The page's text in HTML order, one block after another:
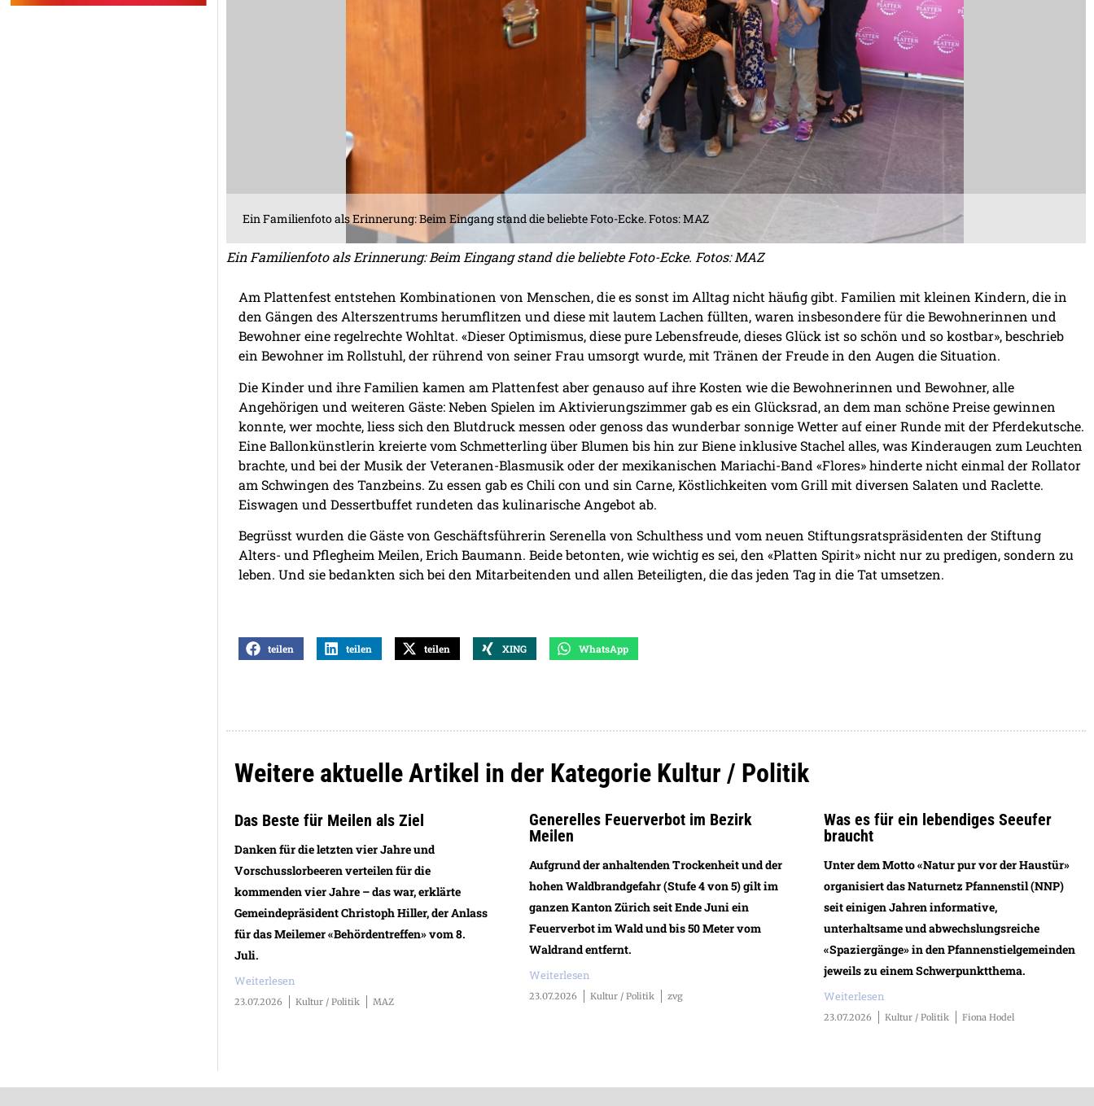
Ein Familienfoto als Erinnerung: Beim Eingang stand die beliebte Foto-Ecke. Fotos: MAZ
Ein Familienfoto als Erinnerung: Beim Eingang stand die beliebte Foto-Ecke. Fotos: MAZ
Am Plattenfest entstehen Kombinationen von Menschen, die es sonst im Alltag nicht häufig gibt. Familien mit kleinen Kindern, die in
den Gängen des Alterszentrums herumflitzen und diese mit lautem Lachen füllten, waren insbesondere für die Bewohnerinnen und
Bewohner eine regelrechte Wohltat. «Dieser Optimismus, diese pure Lebensfreude, dieses Glück ist so schön und so kostbar», beschrieb
ein Bewohner im Rollstuhl, der rührend von seiner Frau umsorgt wurde, mit Tränen der Freude in den Augen die Situation.
Die Kinder und ihre Familien kamen am Plattenfest aber genauso auf ihre Kosten wie die Bewohnerinnen und Bewohner, alle
Angehörigen und weiteren Gäste: Neben Spielen im Aktivierungszimmer gab es ein Glücksrad, an dem man schöne Preise gewinnen
konnte, wer mochte, liess sich den Blutdruck messen oder genoss das wunderbar sonnige Wetter auf einer Runde mit der Pferdekutsche.
Eine Ballonkünstlerin kreierte vom Schmetterling über Blumen bis hin zur Biene inklusive Stachel alles, was Kinderaugen zum Leuchten
brachte, und bei der Musik der Veteranen-Blasmusik oder der mexikanischen Mariachi-Band «Flores» hinderte nicht einmal der Rollator
am Schwingen des Tanzbeins. Zu essen gab es Chili con und sin Carne, Köstlichkeiten vom Grill mit diversen Salaten und Raclette.
Eiswagen und Dessertbuffet rundeten das kulinarische Angebot ab.
Begrüsst wurden die Gäste von Geschäftsführerin Serenella von Schulthess und vom neuen Stiftungsratspräsidenten der Stiftung
Alters- und Pflegheim Meilen, Erich Baumann. Beide betonten, wie wichtig es sei, den «Platten Spirit» nicht nur zu predigen, sondern zu
leben. Und sie bedankten sich bei den Mitarbeitenden und allen Beteiligten, die das jeden Tag in die Tat umsetzen.
teilen teilen teilen XING WhatsApp
Weitere aktuelle Artikel in der Kategorie Kultur / Politik
Das Beste für Meilen als Ziel
Danken für die letzten vier Jahre und
Vorschusslorbeeren verteilen für die
kommenden vier Jahre – das war, erklärte
Gemeindepräsident Christoph Hiller, der Anlass
für das Meilemer «Behördentreffen» vom 8.
Juli.
Weiterlesen
23.07.2026 Kultur / Politik MAZ
Generelles Feuerverbot im Bezirk
Meilen
Aufgrund der anhaltenden Trockenheit und der
hohen Waldbrandgefahr (Stufe 4 von 5) gilt im
ganzen Kanton Zürich seit Ende Juni ein
Feuerverbot im Wald und bis 50 Meter vom
Waldrand entfernt.
Weiterlesen
23.07.2026 Kultur / Politik zvg
Was es für ein lebendiges Seeufer
braucht
Unter dem Motto «Natur pur vor der Haustür»
organisiert das Naturnetz Pfannenstil (NNP)
seit einigen Jahren informative,
unterhaltsame und abwechslungsreiche
«Spaziergänge» in den Pfannenstielgemeinden
jeweils zu einem Schwerpunktthema.
Weiterlesen
23.07.2026 Kultur / Politik Fiona Hodel